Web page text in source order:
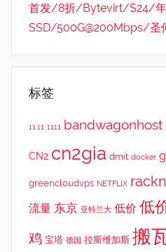
首发/8折/Bytevirt/$24/
SSD/500G@200Mbps/
标签
11.11 1111 bandwagonhost
CN2 cn2gia dmit docker
greencloudvps NETFLIX
流量 东京 亚特兰大 低价 低
鸡 宝塔 德国 拉斯维加斯 搬